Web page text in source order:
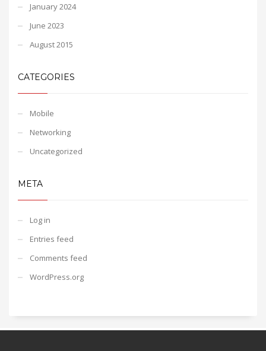
January 2024
June 2023
August 2015
CATEGORIES
Mobile
Networking
Uncategorized
META
Log in
Entries feed
Comments feed
WordPress.org